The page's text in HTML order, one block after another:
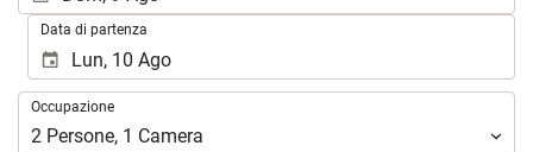
Data di partenza
Occupazione
Occupazione
2 Persone, 1 Camera